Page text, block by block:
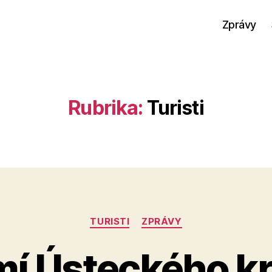
Zprávy
Rubrika: Turisti
Rubriky
TURISTI ZPRÁVY